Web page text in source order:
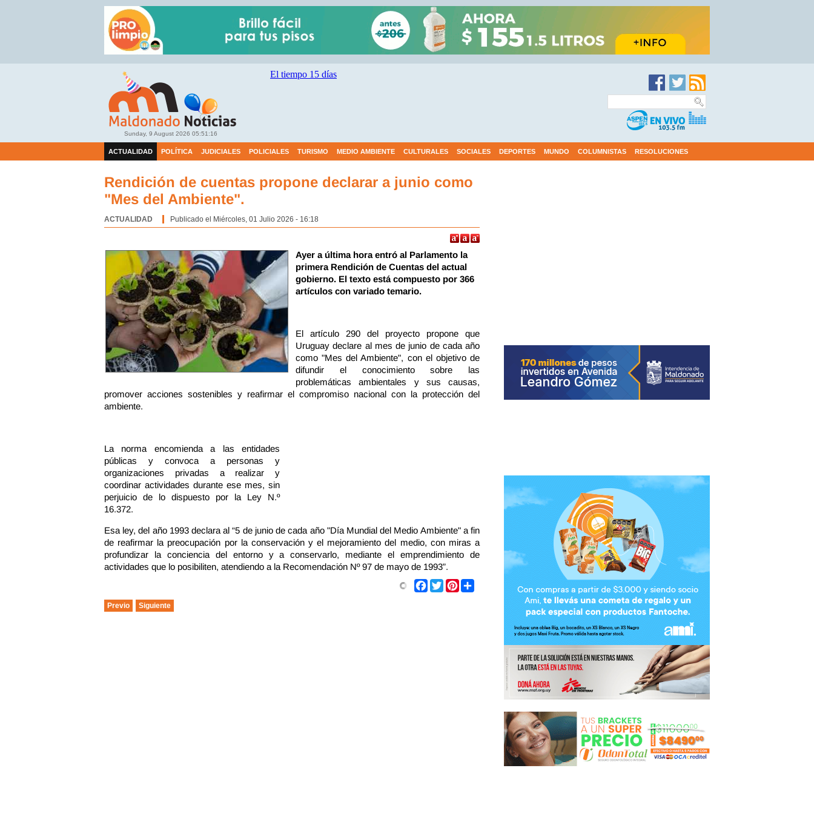
Sunday, 9 August 2026 05:51:17
ACTUALIDAD POLÍTICA JUDICIALES POLICIALES TURISMO MEDIO AMBIENTE CULTURALES SOCIALES DEPORTES MUNDO COLUMNISTAS RESOLUCIONES
Rendición de cuentas propone declarar a junio como
"Mes del Ambiente".
ACTUALIDAD Publicado el Miércoles, 01 Julio 2026 - 16:18
Ayer a última hora entró al Parlamento la
primera Rendición de Cuentas del actual
gobierno. El texto está compuesto por 366
artículos con variado temario.
El artículo 290 del proyecto propone que
Uruguay declare al mes de junio de cada año
como "Mes del Ambiente", con el objetivo de
difundir el conocimiento sobre las
problemáticas ambientales y sus causas,
promover acciones sostenibles y reafirmar el compromiso nacional con la protección del
ambiente.
La norma encomienda a las entidades
públicas y convoca a personas y
organizaciones privadas a realizar y
coordinar actividades durante ese mes, sin
perjuicio de lo dispuesto por la Ley N.º
16.372.
Esa ley, del año 1993 declara al “5 de junio de cada año "Día Mundial del Medio Ambiente" a fin
de reafirmar la preocupación por la conservación y el mejoramiento del medio, con miras a
profundizar la conciencia del entorno y a conservarlo, mediante el emprendimiento de
actividades que lo posibiliten, atendiendo a la Recomendación Nº 97 de mayo de 1993”.
Facebook
TwitterPinterest
Previo Siguiente